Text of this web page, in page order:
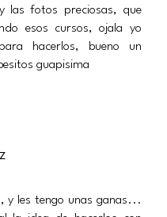
las fotos preciosas, que
esos cursos, ojala yo
hacerlos, bueno un
guapisima
y les tengo unas ganas...